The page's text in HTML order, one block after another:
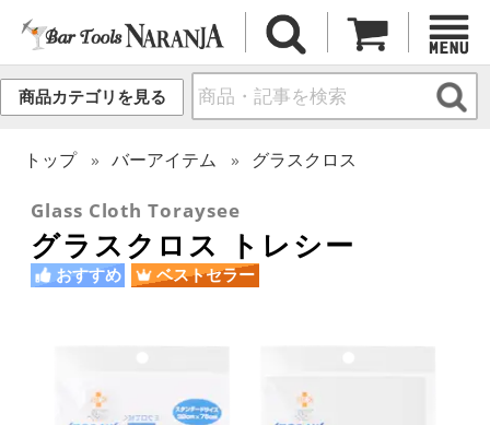
商品カテゴリを見る
トップ バーアイテム グラスクロス
Glass Cloth Toraysee
グラスクロス トレシー
おすすめ ベストセラー